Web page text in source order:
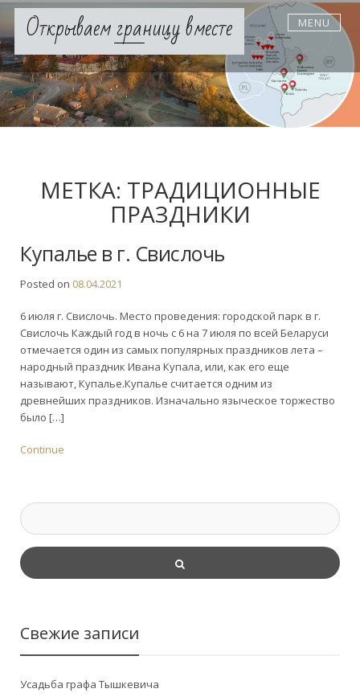
Skip
contentОткрываем границу вместе MENU
МЕТКА: ТРАДИЦИОННЫЕ
ПРАЗДНИКИ
Купалье в г. Свислочь
Posted on 08.04.2021
6 июля г. Свислочь. Место проведения: городской парк в г.
Свислочь Каждый год в ночь с 6 на 7 июля по всей Беларуси
отмечается один из самых популярных праздников лета –
народный праздник Ивана Купала, или, как его еще
называют, Купалье.Купалье считается одним из
древнейших праздников. Изначально языческое торжество
было […]
Continue
Свежие записи
Усадьба графа Тышкевича